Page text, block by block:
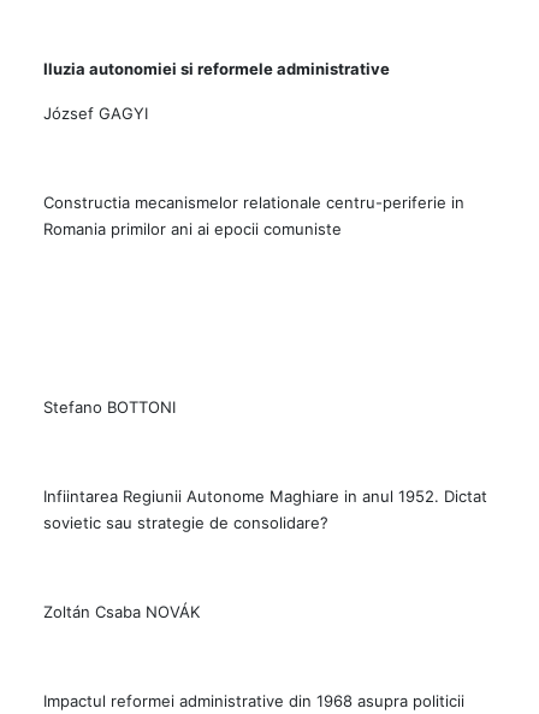
Iluzia autonomiei si reformele administrative
József GAGYI
Constructia mecanismelor relationale centru-periferie in
Romania primilor ani ai epocii comuniste
Stefano BOTTONI
Infiintarea Regiunii Autonome Maghiare in anul 1952. Dictat
sovietic sau strategie de consolidare?
Zoltán Csaba NOVÁK
Impactul reformei administrative din 1968 asupra politicii